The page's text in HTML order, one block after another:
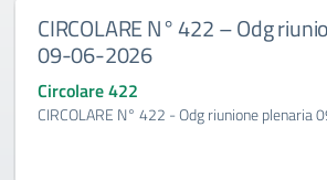
CIRCOLARE N° 422 – Odg
09-06-2026
Circolare 422
CIRCOLARE N° 422 - Odg riunione